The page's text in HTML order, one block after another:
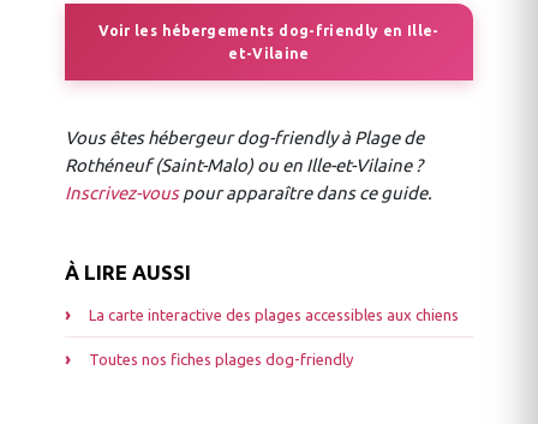
Voir les hébergements dog-friendly en Ille-
et-Vilaine
Vous êtes hébergeur dog-friendly à Plage de
Rothéneuf (Saint-Malo) ou en Ille-et-Vilaine ?
Inscrivez-vouspour apparaître dans ce guide.
À LIRE AUSSI
La carte interactive des plages accessibles aux chiens
Toutes nos fiches plages dog-friendly